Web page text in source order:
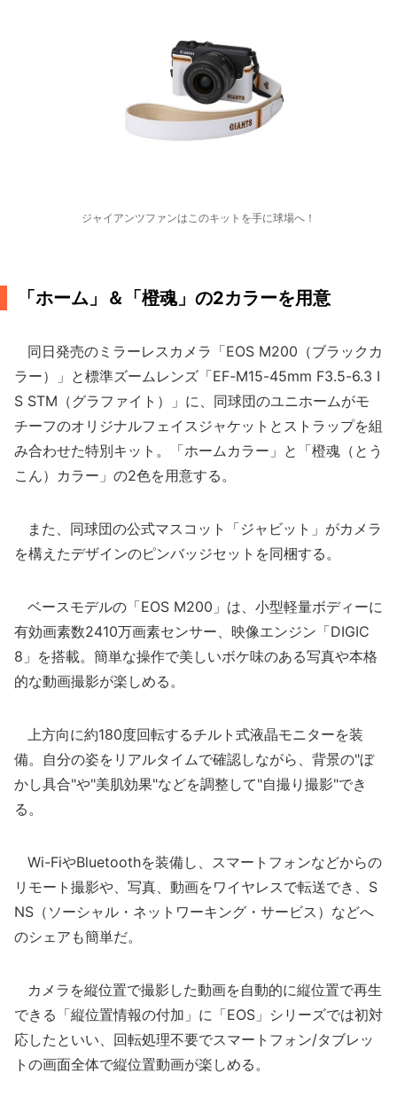
ジャイアンツファンはこのキットを手に球場へ！
「ホーム」＆「橙魂」の2カラーを用意
同日発売のミラーレスカメラ「EOS M200（ブラックカ
ラー）」と標準ズームレンズ「EF-M15-45mm F3.5-6.3 I
S STM（グラファイト）」に、同球団のユニホームがモ
チーフのオリジナルフェイスジャケットとストラップを組
み合わせた特別キット。「ホームカラー」と「橙魂（とう
こん）カラー」の2色を用意する。
また、同球団の公式マスコット「ジャビット」がカメラ
を構えたデザインのピンバッジセットを同梱する。
ベースモデルの「EOS M200」は、小型軽量ボディーに
有効画素数2410万画素センサー、映像エンジン「DIGIC
8」を搭載。簡単な操作で美しいボケ味のある写真や本格
的な動画撮影が楽しめる。
上方向に約180度回転するチルト式液晶モニターを装
備。自分の姿をリアルタイムで確認しながら、背景の"ぼ
かし具合"や"美肌効果"などを調整して"自撮り撮影"でき
る。
Wi-FiやBluetoothを装備し、スマートフォンなどからの
リモート撮影や、写真、動画をワイヤレスで転送でき、S
NS（ソーシャル・ネットワーキング・サービス）などへ
のシェアも簡単だ。
カメラを縦位置で撮影した動画を自動的に縦位置で再生
できる「縦位置情報の付加」に「EOS」シリーズでは初対
応したといい、回転処理不要でスマートフォン/タブレッ
トの画面全体で縦位置動画が楽しめる。